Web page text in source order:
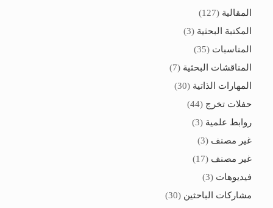
المقالية (127)
المكتبة البحثية (3)
المناسبات (35)
المناقشات البحثية (7)
المهارات الذاتية (30)
حفلات تخرج (44)
روابط علمية (3)
غير مصنف (3)
غير مصنف (17)
فيديوهات (3)
مشاركات الباحثين (30)